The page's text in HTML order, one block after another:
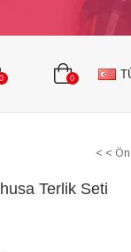
0 0
TEKSTİL
< <
Terlik Seti